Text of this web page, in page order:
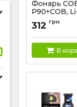
Фонарь
P90+COB,
Артикул:CB-
312 грн
В